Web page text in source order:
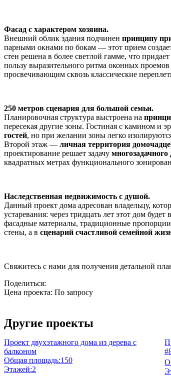
Фасад с характером хозяина.
Внешний облик здания подчинен принципу
парными окнами по бокам — этот прием
стен решена в более светлой гамме, что
пользу выразительного ритма оконных
просвечивающим сквозь классические
250 метров сценария для большой семьи.
Планировочная структура выстроена на
пересекая другие зоны. Гостиная с камином и
гостей, но при желании зоны легко
Второй этаж — личная территория
проектирование решает задачу многозадачного
квадратных метрах функционального
Наследственная недвижимость с душой.
Данный проект дома адресован владельцу,
устаревания: через тридцать лет этот дом
фасадные материалы, традиционные
стены, а в сценарий счастливой семейной
Свяжитесь с нами для получения детальной
Поделиться:
Цена проекта: По запросу
Другие проекты
Проект двухэтажного дома из дерева с
балконом
Общая площадь:150
Этажей:2